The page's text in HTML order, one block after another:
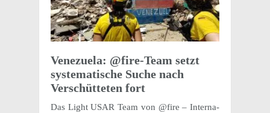
Venezuela: @fire-Team setzt
system­a­tis­che Suche nach
Verschüt­teten fort
Das Light USAR Team von @fire – Inter­na­